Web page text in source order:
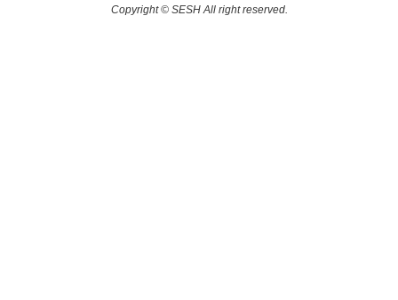
Copyright © SESH All right reserved.